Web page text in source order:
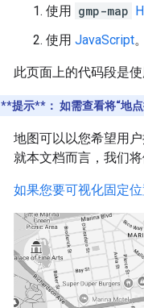
使用 gmp-map
使用 JavaScript。
此页面上的代码段是
**提示**： 如需查看将“地
地图可以以您希望用
就本文档而言，我们
如果您要可视化固定